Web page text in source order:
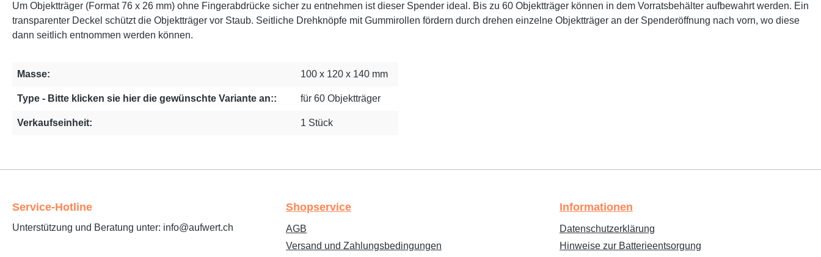
Um Objektträger (Format 76 x 26 mm) ohne Fingerabdrücke sicher zu entnehmen ist dieser Spender ideal. Bis zu 60 Objektträger können in dem Vorratsbehälter aufbewahrt werden. Ein
transparenter Deckel schützt die Objektträger vor Staub. Seitliche Drehknöpfe mit Gummirollen fördern durch drehen einzelne Objektträger an der Spenderöffnung nach vorn, wo diese
dann seitlich entnommen werden können.
Masse: 100 x 120 x 140 mm
Type - Bitte klicken sie hier die gewünschte Variante an:: für 60 Objektträger
Verkaufseinheit: 1 Stück
Service-Hotline
Unterstützung und Beratung unter: info@aufwert.ch
Shopservice
AGB
Versand und Zahlungsbedingungen
Informationen
Datenschutzerklärung
Hinweise zur Batterieentsorgung